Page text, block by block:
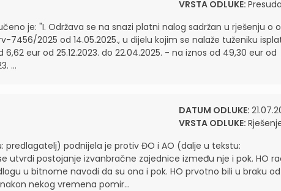
VRSTA ODLUKE: Presuda
je: "I. Održava se na snazi platni nalog sadržan u rješenju o
7456/2025 od 14.05.2025., u dijelu kojim se nalaže tuženiku
eur od 25.12.2023. do 22.04.2025. - na iznos od 49,30 eur od
...
DATUM ODLUKE:
VRSTA ODLUKE:
predlagatelj) podnijela je protiv ĐO i AO (dalje u tekstu:
utvrdi postojanje izvanbračne zajednice između nje i pok. HO
u bitnome navodi da su ona i pok. HO prvotno bili u braku od
nekog vremena pomir...